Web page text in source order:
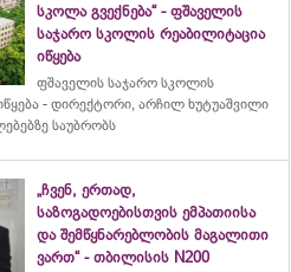
სკოლა გვექნება“ - ფშაველის
საჯარო სკოლის რეაბილიტაცია
იწყება
ფშაველის საჯარო სკოლის
- დირექტორი, არჩილ ხუტუაშვილი
საუბრობს
„ჩვენ, ერთად,
საზოგადოებისთვის ემპათიისა
და შემწყნარებლობის მაგალითი
ვართ“ - თბილისის N200